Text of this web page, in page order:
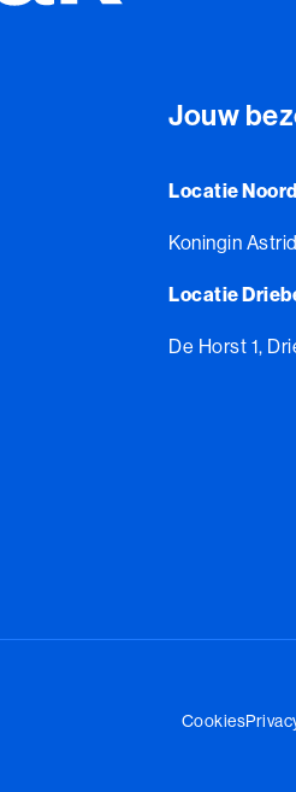
Jouw
Locatie
Koningin
Locatie
De Horst 1,
Cookies